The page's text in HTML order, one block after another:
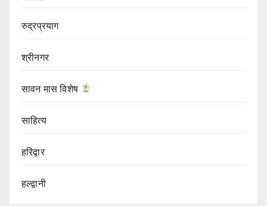
रुद्रप्रयाग
श्रीनगर
सावन मास विशेष
साहित्य
हरिद्वार
हल्द्वानी